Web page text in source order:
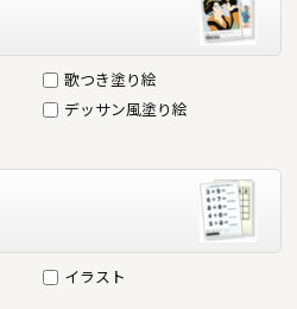
歌つき塗り絵
デッサン風塗り絵
イラスト